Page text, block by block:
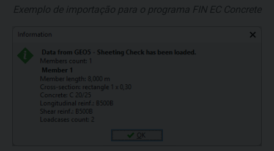
Exemplo de importação para o programa FIN EC Concrete